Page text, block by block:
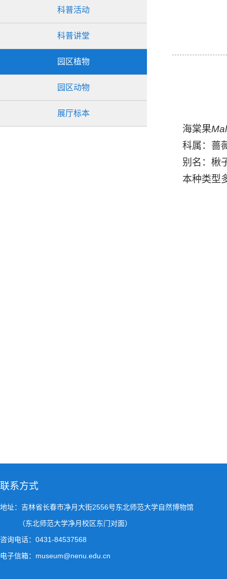
科普活动
科普讲堂
园区植物
园区动物
展厅标本
海棠果
科属：蔷
别名：楸
本种类型
联系方式
地址：吉林省长春市净月大街2556号东北师范大学自然博物馆
（东北师范大学净月校区东门对面）
咨询电话：0431-84537568
电子信箱：museum@nenu.edu.cn